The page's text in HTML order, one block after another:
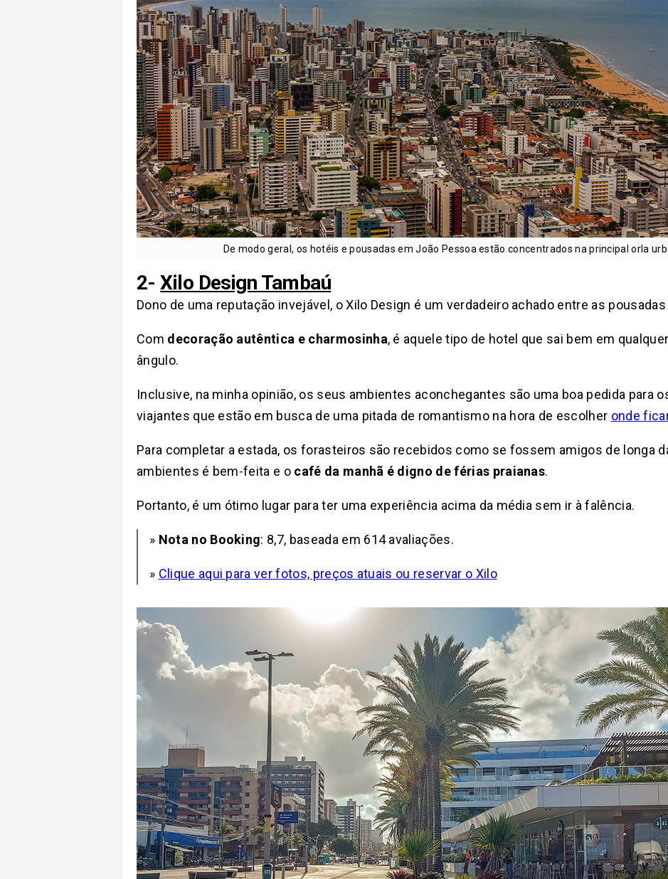
De modo geral, os hotéis e pousadas em João Pessoa estão concentrados na principal orla
2-Xilo Design Tambaú
Dono de uma reputação invejável, o Xilo Design é um verdadeiro achado entre as
Com decoração autêntica e charmosinha, é aquele tipo de hotel que sai bem em
ângulo.
Inclusive, na minha opinião, os seus ambientes aconchegantes são uma boa pedida para
viajantes que estão em busca de uma pitada de romantismo na hora de escolher onde
Para completar a estada, os forasteiros são recebidos como se fossem amigos de longa
ambientes é bem-feita e o café da manhã é digno de férias praianas.
Portanto, é um ótimo lugar para ter uma experiência acima da média sem ir à falência.
» Nota no Booking: 8,7, baseada em 614 avaliações.
» Clique aqui para ver fotos, preços atuais ou reservar o Xilo